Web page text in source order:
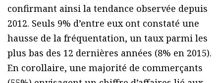
confirmant ainsi la tendance observée depuis
2012. Seuls 9% d’entre eux ont constaté une
hausse de la fréquentation, un taux parmi les
plus bas des 12 dernières années (8% en 2015).
En corollaire, une majorité de commerçants